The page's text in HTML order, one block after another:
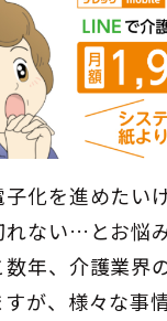
化を進めたい
れない…とお悩
数年、介護業界
が、様々な事